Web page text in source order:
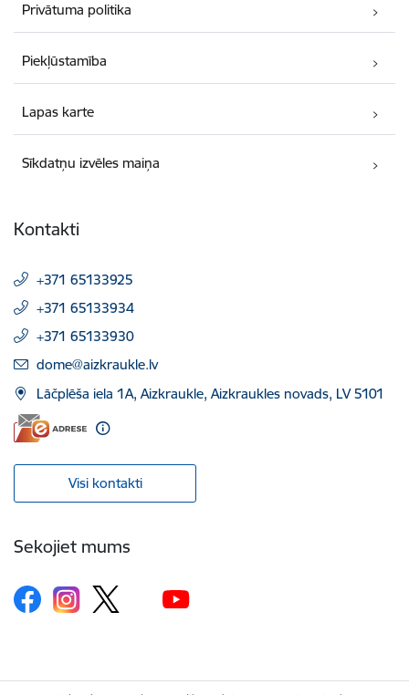
Privātuma politika
Piekļūstamība
Lapas karte
Sīkdatņu izvēles maiņa
Kontakti
+371 65133925
+371 65133934
+371 65133930
E-pasts:
dome@aizkraukle.lv
Lāčplēša iela 1A, Aizkraukle, Aizkraukles novads, LV 5101
Visi kontakti
Sekojiet mums